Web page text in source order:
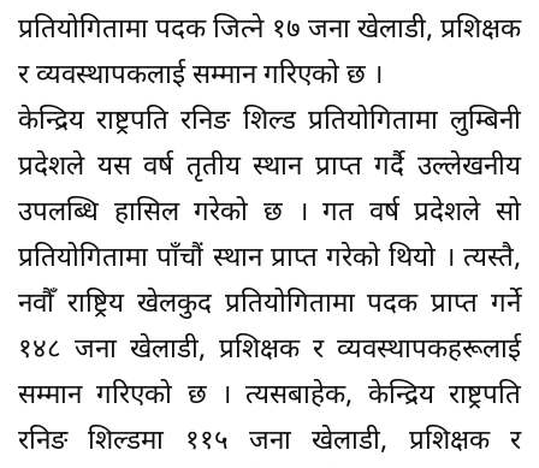
प्रतियोगितामा पदक जित्ने १७ जना खेलाडी, प्रशिक्षक
र व्यवस्थापकलाई सम्मान गरिएको छ ।
केन्द्रिय राष्ट्रपति रनिङ शिल्ड प्रतियोगितामा लुम्बिनी
प्रदेशले यस वर्ष तृतीय स्थान प्राप्त गर्दै उल्लेखनीय
उपलब्धि हासिल गरेको छ । गत वर्ष प्रदेशले सो
प्रतियोगितामा पाँचौं स्थान प्राप्त गरेको थियो । त्यस्तै,
नवौँ राष्ट्रिय खेलकुद प्रतियोगितामा पदक प्राप्त गर्ने
१४८ जना खेलाडी, प्रशिक्षक र व्यवस्थापकहरूलाई
सम्मान गरिएको छ । त्यसबाहेक, केन्द्रिय राष्ट्रपति
रनिङ शिल्डमा ११५ जना खेलाडी, प्रशिक्षक र